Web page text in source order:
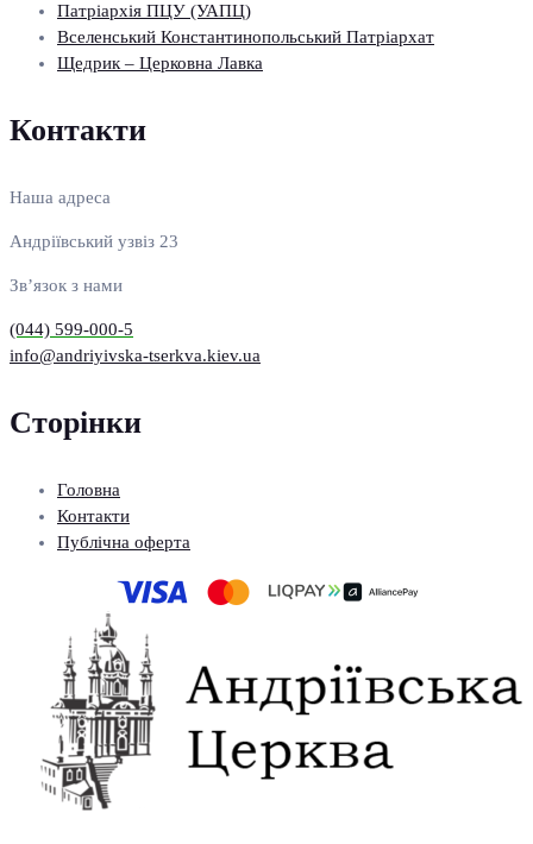
Патріархія ПЦУ (УАПЦ)
Вселенський Константинопольський Патріархат
Щедрик – Церковна Лавка
Контакти
Наша адреса
Андріївський узвіз 23
Зв’язок з нами
(044) 599-000-5
info@andriyivska-tserkva.kiev.ua
Сторінки
Головна
Контакти
Публічна оферта